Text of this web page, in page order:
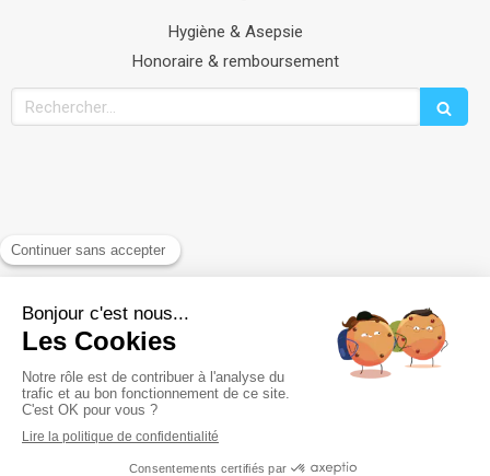
Hygiène & Asepsie
Honoraire & remboursement
Rechercher